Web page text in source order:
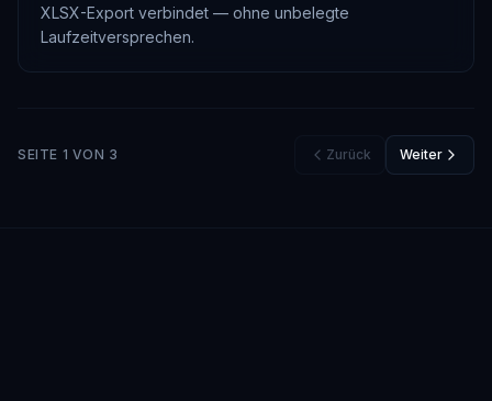
XLSX-Export verbindet — ohne unbelegte
Laufzeitversprechen.
SEITE 1 VON 3 Zurück Weiter